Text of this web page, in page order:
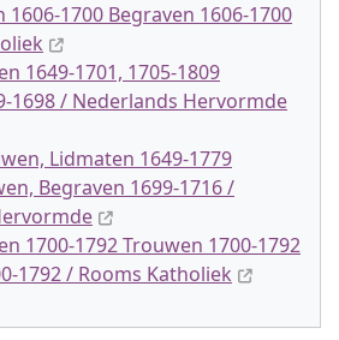
1606-1700 Begraven 1606-1700
1649-1701, 1705-1809
1698 / Nederlands Hervormde
Lidmaten 1649-1779
Begraven 1699-1716 /
1700-1792 Trouwen 1700-1792
1792 / Rooms Katholiek